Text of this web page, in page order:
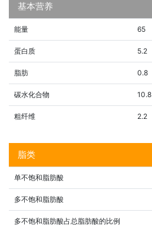
基本营养
能量 65
蛋白质 5.2
脂肪 0.8
碳水化合物 10.8
粗纤维 2.2
脂类
单不饱和脂肪酸
多不饱和脂肪酸
多不饱和脂肪酸占总脂肪酸的比例